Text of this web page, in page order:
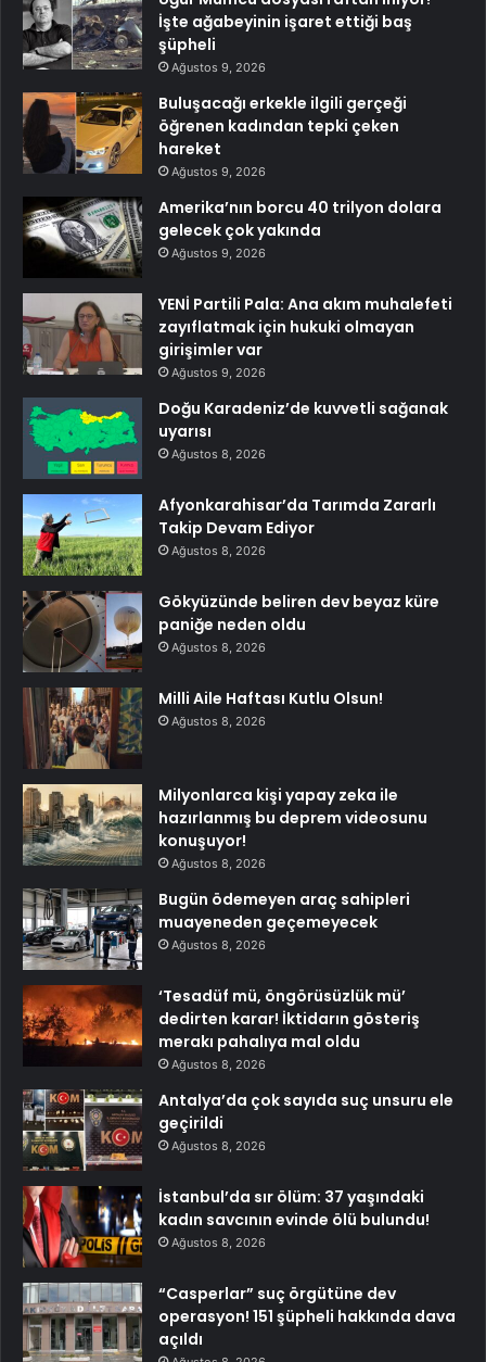
İşte ağabeyinin işaret ettiği baş
şüpheli
Ağustos 9, 2026
Buluşacağı erkekle ilgili gerçeği
öğrenen kadından tepki çeken
hareket
Ağustos 9, 2026
Amerika’nın borcu 40 trilyon dolara
gelecek çok yakında
Ağustos 9, 2026
YENİ Partili Pala: Ana akım muhalefeti
zayıflatmak için hukuki olmayan
girişimler var
Ağustos 9, 2026
Doğu Karadeniz’de kuvvetli sağanak
uyarısı
Ağustos 8, 2026
Afyonkarahisar’da Tarımda Zararlı
Takip Devam Ediyor
Ağustos 8, 2026
Gökyüzünde beliren dev beyaz küre
paniğe neden oldu
Ağustos 8, 2026
Milli Aile Haftası Kutlu Olsun!
Ağustos 8, 2026
Milyonlarca kişi yapay zeka ile
hazırlanmış bu deprem videosunu
konuşuyor!
Ağustos 8, 2026
Bugün ödemeyen araç sahipleri
muayeneden geçemeyecek
Ağustos 8, 2026
‘Tesadüf mü, öngörüsüzlük mü’
dedirten karar! İktidarın gösteriş
merakı pahalıya mal oldu
Ağustos 8, 2026
Antalya’da çok sayıda suç unsuru ele
geçirildi
Ağustos 8, 2026
İstanbul’da sır ölüm: 37 yaşındaki
kadın savcının evinde ölü bulundu!
Ağustos 8, 2026
“Casperlar” suç örgütüne dev
operasyon! 151 şüpheli hakkında dava
açıldı